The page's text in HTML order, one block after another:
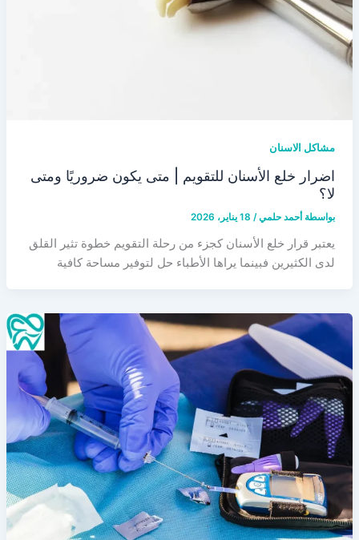
مشاكل الاسنان
اضرار خلع الأسنان للتقويم | متى يكون ضروريًا ومتى
لا؟
بواسطة أحمد حلمي/ 18 يناير، 2026
يعتبر قرار خلع الأسنان كجزء من رحلة التقويم خطوة تثير القلق
لدى الكثيرين فبينما يراها الأطباء حل لتوفير مساحة كافية